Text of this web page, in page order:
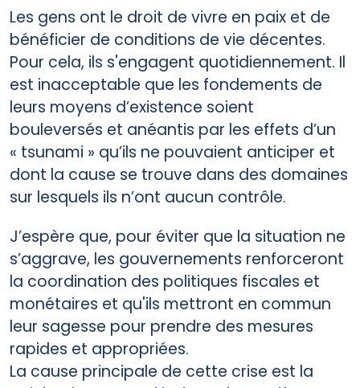
Les gens ont le droit de vivre en paix et de
bénéficier de conditions de vie décentes.
Pour cela, ils s'engagent quotidiennement. Il
est inacceptable que les fondements de
leurs moyens d’existence soient
bouleversés et anéantis par les effets d’un
« tsunami » qu’ils ne pouvaient anticiper et
dont la cause se trouve dans des domaines
sur lesquels ils n’ont aucun contrôle.
J’espère que, pour éviter que la situation ne
s’aggrave, les gouvernements renforceront
la coordination des politiques fiscales et
monétaires et qu'ils mettront en commun
leur sagesse pour prendre des mesures
rapides et appropriées.
La cause principale de cette crise est la